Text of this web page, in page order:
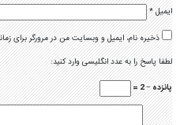
ایمیل*
ذخیره نام، ایمیل و وبسایت من در مرورگر برای
لطفا پاسخ را به عدد انگلیسی وارد کنید:
پانزده − 2 =